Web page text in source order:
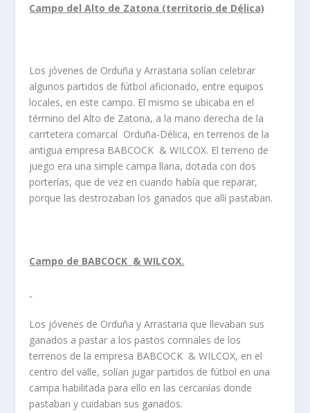
Campo del Alto de Zatona (territorio de Délica)
Los jóvenes de Orduña y Arrastaria solían celebrar
algunos partidos de fútbol aficionado, entre equipos
locales, en este campo. El mismo se ubicaba en el
término del Alto de Zatona, a la mano derecha de la
carrtetera comarcal Orduña-Délica, en terrenos de la
antigua empresa BABCOCK & WILCOX. El terreno de
juego era una simple campa llana, dotada con dos
porterías, que de vez en cuando había que reparar,
porque las destrozaban los ganados que allí pastaban.
Campo de BABCOCK & WILCOX.
Los jóvenes de Orduña y Arrastaria que llevaban sus
ganados a pastar a los pastos comnales de los
terrenos de la empresa BABCOCK & WILCOX, en el
centro del valle, solían jugar partidos de fútbol en una
campa habilitada para ello en las cercanías donde
pastaban y cuidaban sus ganados.